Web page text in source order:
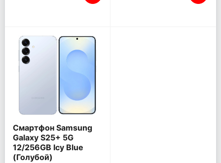
Смартфон Samsung
Galaxy S25+ 5G
12/256GB Icy Blue
(Голубой)